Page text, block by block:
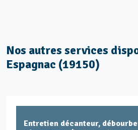
Nos autres services
Espagnac (19150)
Entretien décanteur,